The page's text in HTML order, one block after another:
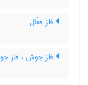
فلز فعّال
فلز جوش ، فلز